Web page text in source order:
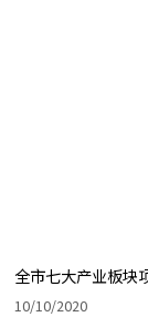
全市七大产业板块
10/10/2020